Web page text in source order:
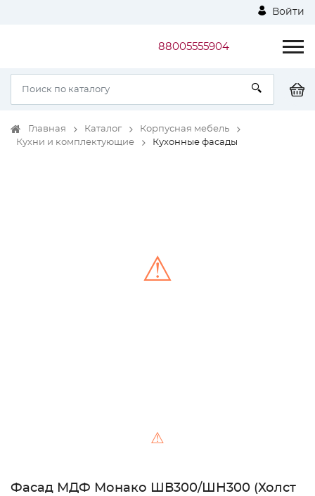
Войти
88005555904
Главная Каталог
Корпусная мебель
Кухни и комплектующие
Кухонные фасады
⚠
⚠
Фасад МДФ Монако ШВ300/ШН300 (Холст